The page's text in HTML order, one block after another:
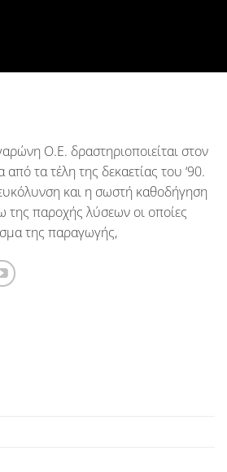
Ο.Ε. δραστηριοποιείται στον
τα τέλη της δεκαετίας του ‘90.
και η σωστή καθοδήγηση
της παροχής λύσεων οι οποίες
της παραγωγής,